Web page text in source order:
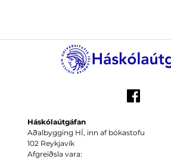
Háskólaútgáfan
Aðalbygging HÍ, inn af bókastofu
102 Reykjavík
Afgreiðsla vara: